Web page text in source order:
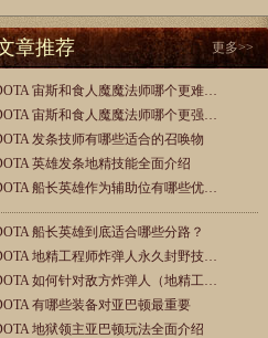
章推荐 更多>>
宙斯和食人魔魔法师哪个更难…
宙斯和食人魔魔法师哪个更强…
发条技师有哪些适合的召唤物
英雄发条地精技能全面介绍
船长英雄作为辅助位有哪些优…
船长英雄到底适合哪些分路？
地精工程师炸弹人永久封野技…
如何针对敌方炸弹人（地精工…
有哪些装备对亚巴顿最重要
地狱领主亚巴顿玩法全面介绍